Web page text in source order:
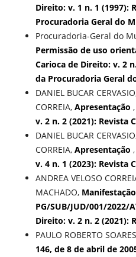
Direito: v. 1 n. 1 (1997):
Procuradoria Geral do
Procuradoria-Geral do
Permissão de uso
Carioca de Direito: v. 2
da Procuradoria Geral
DANIEL BUCAR
CORREIA, Apresentação ,
v. 2 n. 2 (2021): Revista
DANIEL BUCAR
CORREIA, Apresentação ,
v. 4 n. 1 (2023): Revista
ANDREA VELOSO
MACHADO,
PG/SUB/JUD/001/2022/
Direito: v. 2 n. 2 (2021):
PAULO ROBERTO
146, de 8 de abril de